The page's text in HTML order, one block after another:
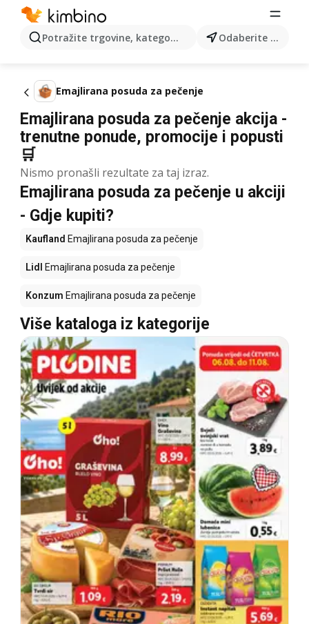
Potražite trgovine, kategorije, proizvode... Odaberite grad
Emajlirana posuda za pečenje
Emajlirana posuda za pečenje akcija -
trenutne ponude, promocije i popusti
🛒
Nismo pronašli rezultate za taj izraz.
Emajlirana posuda za pečenje u akciji
- Gdje kupiti?
Kaufland Emajlirana posuda za pečenje
Lidl Emajlirana posuda za pečenje
Konzum Emajlirana posuda za pečenje
Više kataloga iz kategorije